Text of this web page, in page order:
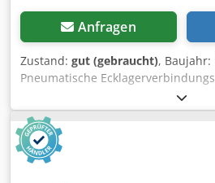
Anfragen
Zustand: gut (gebraucht), Baujahr:
Pneumatische
502 Für die Montage beliebter
Klammervorgangs hat der
auf die Rahmen und die
erforderliche Korrekturen der
beiden Teile des Rahmens werden